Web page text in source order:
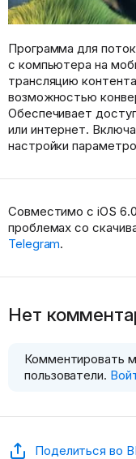
Программа для
с компьютера на
трансляцию
возможностью
Обеспечивает
или интернет.
настройки
Совместимо с iOS
проблемах со
Telegram.
Нет
Комментировать
пользователи.
Поделиться во